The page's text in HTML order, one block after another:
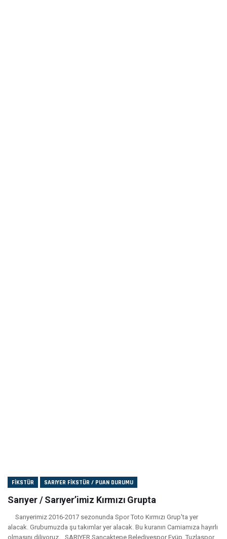
FIKSTÜR SARIYER FIKSTÜR / PUAN DURUMU
Sarıyer / Sarıyer’imiz Kırmızı Grupta
Sarıyerimiz 2016-2017 sezonunda Spor Toto Kırmızı Grup'ta yer
alacak. Grubumuzda şu takımlar yer alacak. Bu kuranın Camiamıza hayırlı
olmasını diliyoruz. SARIYER Sancaktepe Belediyespor Eyüp Tuzlaspor